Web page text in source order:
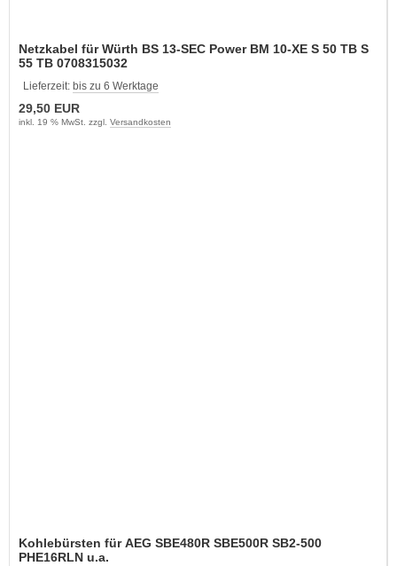
Netzkabel für Würth BS 13-SEC Power BM 10-XE S 50 TB S
55 TB 0708315032
Lieferzeit: bis zu 6 Werktage
29,50 EUR
inkl. 19 % MwSt. zzgl. Versandkosten
Kohlebürsten für AEG SBE480R SBE500R SB2-500
PHE16RLN u.a.